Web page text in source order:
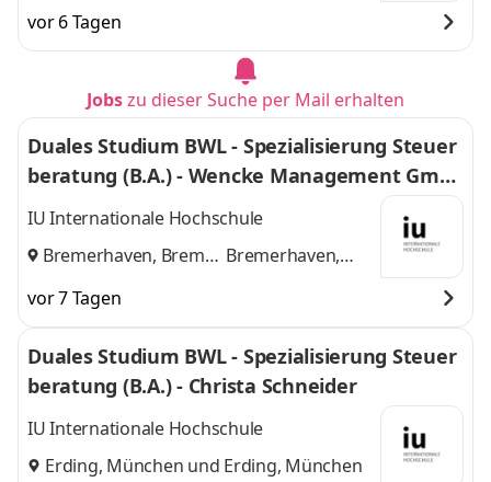
vor 6 Tagen
Jobszu dieser Suche per Mail erhalten
Duales Studium BWL - Spezialisierung Steuer
beratung (B.A.) - Wencke Management Gmb
H
IU Internationale Hochschule
Bremerhaven, Bremen Bremerhaven,
vor 7 Tagen
Duales Studium BWL - Spezialisierung Steuer
beratung (B.A.) - Christa Schneider
IU Internationale Hochschule
Erding, München und Erding, München